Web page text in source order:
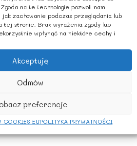
na te technologie pozwoli nam
zachowanie podczas przeglądania lub
tej stronie. Brak wyrażenia zgody lub
wpłynąć na niektóre cechy i
Akceptuję
Odmów
preferencje
COOKIES EUPOLITYKA PRYWATNOŚCI
najlepiej zalać wrzącą wodą lub
aby uległy zmiękczeniu. Są
do jogurtu, wypieku ciastek lub
do spożycia na surowo.
i zaciemnionym miejscu .